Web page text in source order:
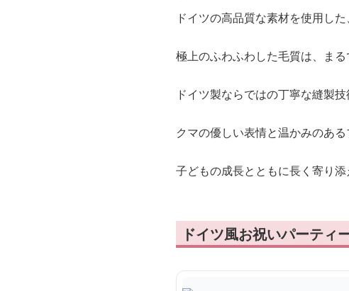
ドイツの高品質な素材を使用し
極上のふわふわした毛質は、ま
ドイツ製ならではの丁寧な縫製
クマの優しい表情と温かみのあ
子どもの成長とともに長く寄り
ドイツ風お祝いパーティ